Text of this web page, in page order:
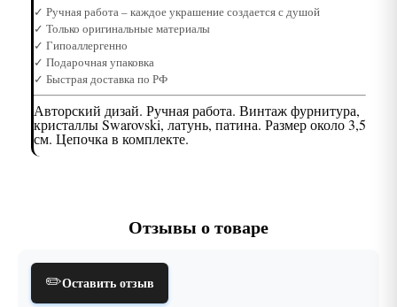
✓ Ручная работа – каждое украшение создается с душой
✓ Только оригинальные материалы
✓ Гипоаллергенно
✓ Подарочная упаковка
✓ Быстрая доставка по РФ
Авторский дизай. Ручная работа. Винтаж фурнитура,
кристаллы Swarovski, латунь, патина. Размер около 3,5
см. Цепочка в комплекте.
Отзывы о товаре
✏️Оставить отзыв